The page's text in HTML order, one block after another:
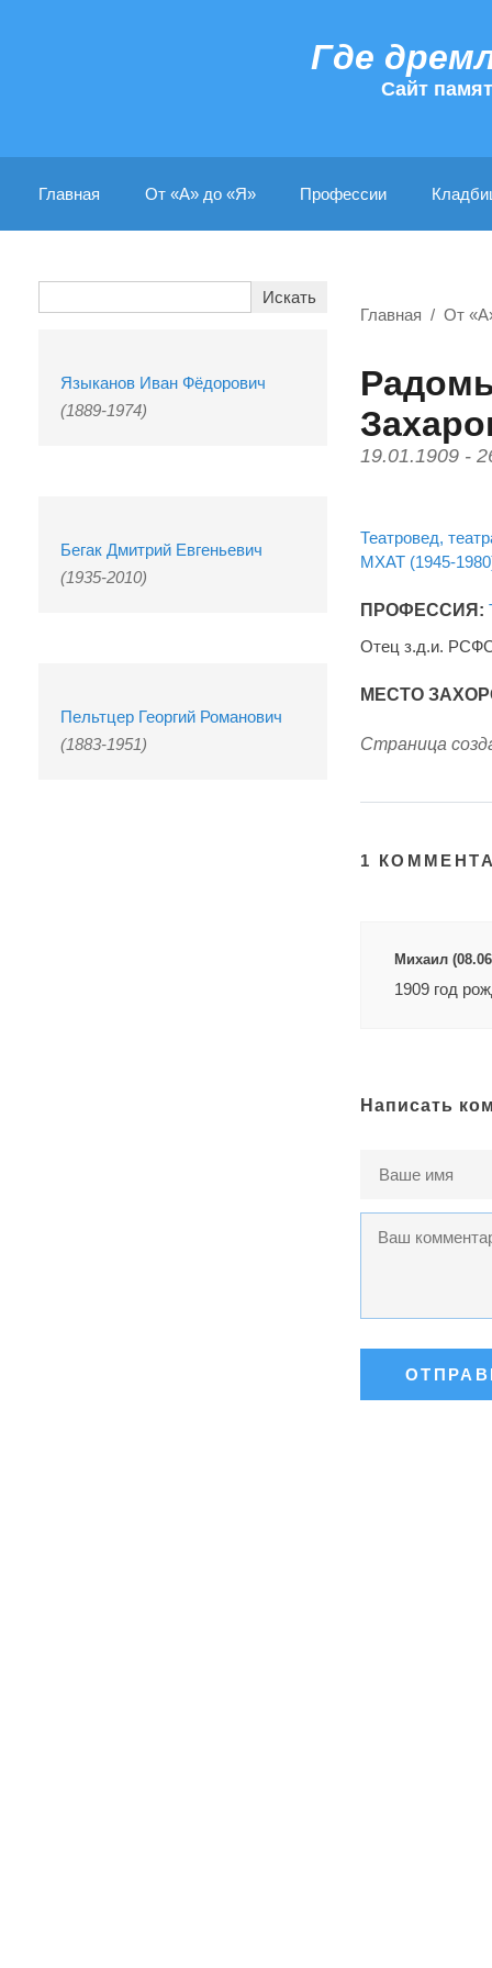
Где
Cайт
Главная От «А» до «Я» Профессии
Языканов Иван Фёдорович
(1889-1974)
Бегак Дмитрий Евгеньевич
(1935-2010)
Пельтцер Георгий Романович
(1883-1951)
Главная От
19.01.1909 -
Театровед,
МХАТ (1945-
ПРОФЕССИЯ:
Отец з.д.и.
МЕСТО
Страница
1
Михаил
1909 год
Написать